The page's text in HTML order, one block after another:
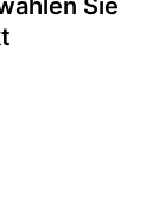
Sie